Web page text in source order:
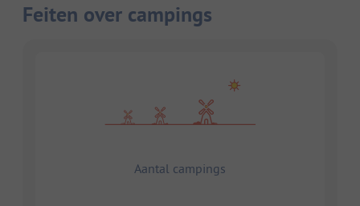
Feiten over campings
Aantal campings